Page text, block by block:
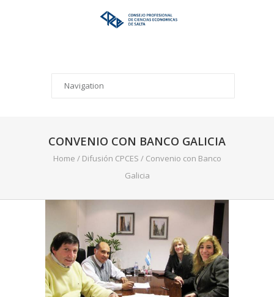
CONVENIO CON BANCO GALICIA
Home / Difusión CPCES / Convenio con Banco
Galicia